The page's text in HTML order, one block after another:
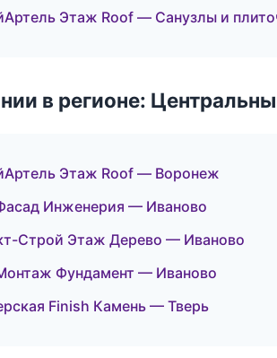
Этаж Roof — Санузлы и
в регионе:
Этаж Roof — Воронеж
Инженерия — Иваново
Строй Этаж Дерево — Иваново
Фундамент — Иваново
Finish Камень — Тверь